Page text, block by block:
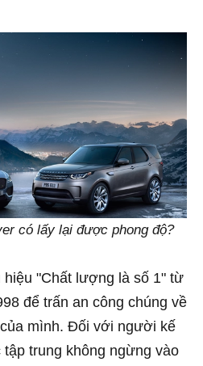
có lấy lại được phong độ?
hiệu "Chất lượng là số 1" từ
để trấn an công chúng về
mình. Đối với người kế
trung không ngừng vào